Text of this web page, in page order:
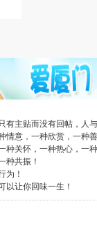
有主贴而没有回帖，人
情意，一种欣赏，一种
种关怀，一种热心，一
种共振！
为！
以让你回味一生！